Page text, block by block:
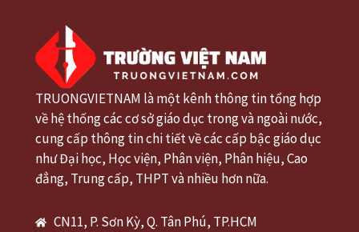
TRUONGVIETNAM là một kênh thông tin tổng hợp
về hệ thống các cơ sở giáo dục trong và ngoài nước,
cung cấp thông tin chi tiết về các cấp bậc giáo dục
như Đại học, Học viện, Phân viện, Phân hiệu, Cao
đẳng, Trung cấp, THPT và nhiều hơn nữa.
CN11, P. Sơn Kỳ, Q. Tân Phú, TP.HCM